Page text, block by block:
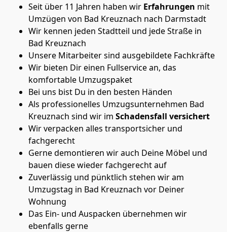
Seit über 11 Jahren haben wir Erfahrungen mit
Umzügen von Bad Kreuznach nach Darmstadt
Wir kennen jeden Stadtteil und jede Straße in
Bad Kreuznach
Unsere Mitarbeiter sind ausgebildete Fachkräfte
Wir bieten Dir einen Fullservice an, das
komfortable Umzugspaket
Bei uns bist Du in den besten Händen
Als professionelles Umzugsunternehmen Bad
Kreuznach sind wir im Schadensfall versichert
Wir verpacken alles transportsicher und
fachgerecht
Gerne demontieren wir auch Deine Möbel und
bauen diese wieder fachgerecht auf
Zuverlässig und pünktlich stehen wir am
Umzugstag in Bad Kreuznach vor Deiner
Wohnung
Das Ein- und Auspacken übernehmen wir
ebenfalls gerne